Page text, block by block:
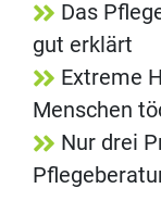
Das
gut erklärt
Extreme
Menschen
Nur drei